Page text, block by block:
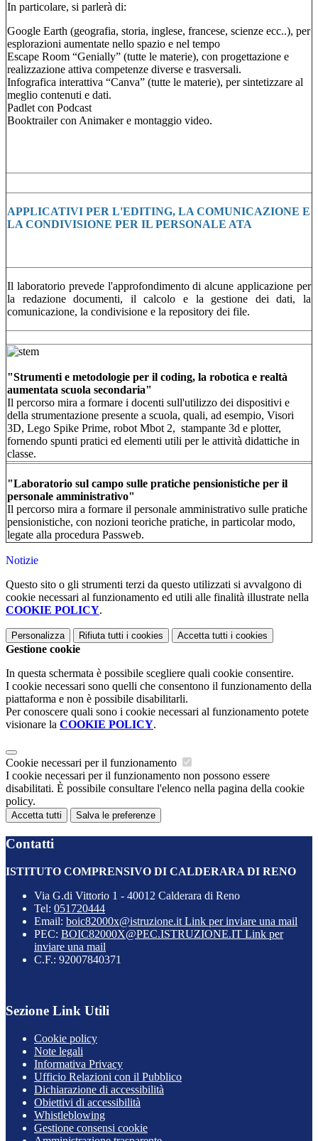
In particolare, si parlerà di:
Google Earth (geografia, storia, inglese, francese, scienze ecc..), per
esplorazioni aumentate nello spazio e nel tempo
Escape Room “Genially” (tutte le materie), con progettazione e
realizzazione attiva competenze diverse e trasversali.
Infografica interattiva “Canva” (tutte le materie), per sintetizzare al
meglio contenuti e dati.
Padlet con Podcast
Booktrailer con Animaker e montaggio video.
APPLICATIVI PER L'EDITING, LA COMUNICAZIONE E
LA CONDIVISIONE PER IL PERSONALE ATA
Il laboratorio prevede l'approfondimento di alcune applicazione per
la redazione documenti, il calcolo e la gestione dei dati, la
comunicazione, la condivisione e la repository dei file.
"Strumenti e metodologie per il coding, la robotica e realtà
aumentata scuola secondaria"
Il percorso mira a formare i docenti sull'utilizzo dei dispositivi e
della strumentazione presente a scuola, quali, ad esempio, Visori
3D, Lego Spike Prime, robot Mbot 2, stampante 3d e plotter,
fornendo spunti pratici ed elementi utili per le attività didattiche in
classe.
"Laboratorio sul campo sulle pratiche pensionistiche per il
personale amministrativo"
Il percorso mira a formare il personale amministrativo sulle pratiche
pensionistiche, con nozioni teoriche pratiche, in particolar modo,
legate alla procedura Passweb.
Notizie
Questo sito o gli strumenti terzi da questo utilizzati si avvalgono di
cookie necessari al funzionamento ed utili alle finalità illustrate nella
COOKIE POLICY.
Personalizza Rifiuta tutti i cookies Accetta tutti i cookies
Gestione cookie
In questa schermata è possibile scegliere quali cookie consentire.
I cookie necessari sono quelli che consentono il funzionamento della
piattaforma e non è possibile disabilitarli.
Per conoscere quali sono i cookie necessari al funzionamento potete
visionare la COOKIE POLICY.
Cookie necessari per il funzionamento
I cookie necessari per il funzionamento non possono essere
disabilitati. È possibile consultare l'elenco nella pagina della cookie
policy.
Accetta tutti Salva le preferenze
Contatti
ISTITUTO COMPRENSIVO DI CALDERARA DI RENO
Via G.di Vittorio 1 - 40012 Calderara di Reno
Tel: 051720444
Email: boic82000x@istruzione.it Link per inviare una mail
PEC: BOIC82000X@PEC.ISTRUZIONE.IT Link per
inviare una mail
C.F.: 92007840371
Sezione Link Utili
Cookie policy
Note legali
Informativa Privacy
Ufficio Relazioni con il Pubblico
Dichiarazione di accessibilità
Obiettivi di accessibilità
Whistleblowing
Gestione consensi cookie